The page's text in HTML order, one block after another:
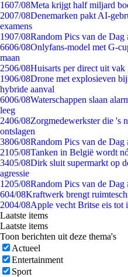
1607/08Meta krijgt half miljard
2007/08Denemarken pakt AI-
examens
1907/08Random Pics van de Dag
6606/08Onlyfans-model met G-
maan
2506/08Huisarts per direct uit
1906/08Drone met explosieven
hybride aanval
6006/08Waterschappen slaan
leeg
2406/08Zorgmedewerkster die 's
ontslagen
3806/08Random Pics van de Dag
2105/08Tanken in België wordt
3405/08Dirk sluit supermarkt op
agressie
1205/08Random Pics van de Dag
604/08Kraftwerk brengt
2004/08Apple vecht Britse eis tot
Laatste items
Laatste items
Toon berichten uit deze thema's
Actueel
Entertainment
Sport